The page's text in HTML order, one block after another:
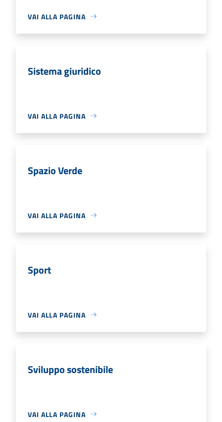
VAI ALLA PAGINA
Sistema giuridico
VAI ALLA PAGINA
Spazio Verde
VAI ALLA PAGINA
Sport
VAI ALLA PAGINA
Sviluppo sostenibile
VAI ALLA PAGINA